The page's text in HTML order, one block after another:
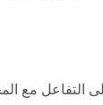
التفاعل مع